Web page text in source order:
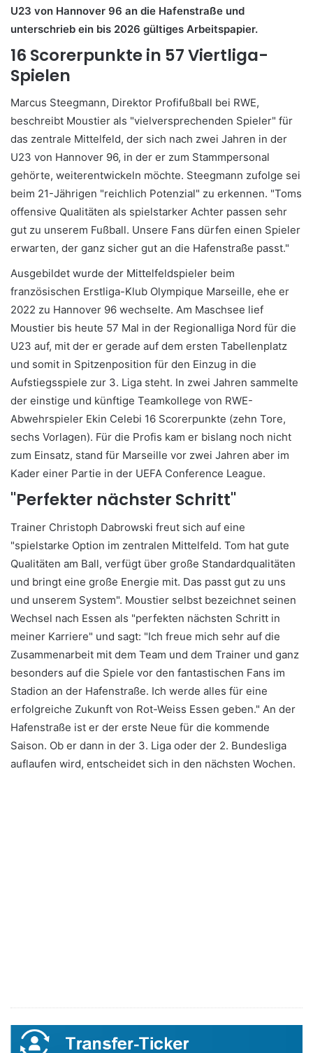
U23 von Hannover 96 an die Hafenstraße und
unterschrieb ein bis 2026 gültiges Arbeitspapier.
16 Scorerpunkte in 57 Viertliga-
Spielen
Marcus Steegmann, Direktor Profifußball bei RWE,
beschreibt Moustier als "vielversprechenden Spieler" für
das zentrale Mittelfeld, der sich nach zwei Jahren in der
U23 von Hannover 96, in der er zum Stammpersonal
gehörte, weiterentwickeln möchte. Steegmann zufolge sei
beim 21-Jährigen "reichlich Potenzial" zu erkennen. "Toms
offensive Qualitäten als spielstarker Achter passen sehr
gut zu unserem Fußball. Unsere Fans dürfen einen Spieler
erwarten, der ganz sicher gut an die Hafenstraße passt."
Ausgebildet wurde der Mittelfeldspieler beim
französischen Erstliga-Klub Olympique Marseille, ehe er
2022 zu Hannover 96 wechselte. Am Maschsee lief
Moustier bis heute 57 Mal in der Regionalliga Nord für die
U23 auf, mit der er gerade auf dem ersten Tabellenplatz
und somit in Spitzenposition für den Einzug in die
Aufstiegsspiele zur 3. Liga steht. In zwei Jahren sammelte
der einstige und künftige Teamkollege von RWE-
Abwehrspieler Ekin Celebi 16 Scorerpunkte (zehn Tore,
sechs Vorlagen). Für die Profis kam er bislang noch nicht
zum Einsatz, stand für Marseille vor zwei Jahren aber im
Kader einer Partie in der UEFA Conference League.
"Perfekter nächster Schritt"
Trainer Christoph Dabrowski freut sich auf eine
"spielstarke Option im zentralen Mittelfeld. Tom hat gute
Qualitäten am Ball, verfügt über große Standardqualitäten
und bringt eine große Energie mit. Das passt gut zu uns
und unserem System". Moustier selbst bezeichnet seinen
Wechsel nach Essen als "perfekten nächsten Schritt in
meiner Karriere" und sagt: "Ich freue mich sehr auf die
Zusammenarbeit mit dem Team und dem Trainer und ganz
besonders auf die Spiele vor den fantastischen Fans im
Stadion an der Hafenstraße. Ich werde alles für eine
erfolgreiche Zukunft von Rot-Weiss Essen geben." An der
Hafenstraße ist er der erste Neue für die kommende
Saison. Ob er dann in der 3. Liga oder der 2. Bundesliga
auflaufen wird, entscheidet sich in den nächsten Wochen.